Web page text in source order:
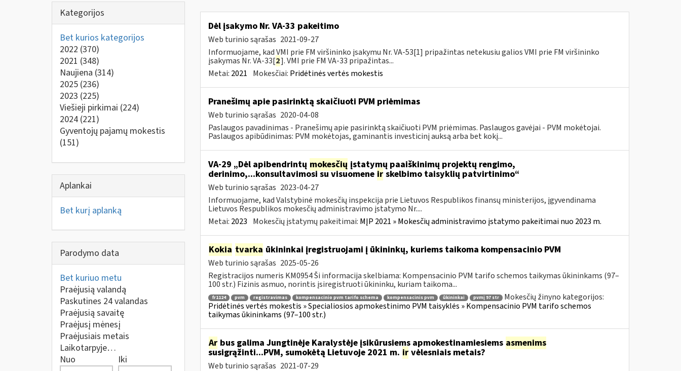
Kategorijos
Bet kurios kategorijos
2022 (370)
2021 (348)
Naujiena (314)
2025 (236)
2023 (225)
Viešieji pirkimai (224)
2024 (221)
Gyventojų pajamų mokestis
(151)
Aplankai
Bet kurį aplanką
Parodymo data
Bet kuriuo metu
Praėjusią valandą
Paskutines 24 valandas
Praėjusią savaitę
Praėjusį mėnesį
Praėjusiais metais
Laikotarpyje…
Nuo
Iki
Dėl įsakymo Nr. VA-33 pakeitimo
Web turinio sąrašas 2021-09-27
Informuojame, kad VMI prie FM viršininko įsakymu Nr. VA-53[1] pripažintas netekusiu galios VMI prie FM viršininko
įsakymas Nr. VA-33[2]. VMI prie FM VA-33 pripažintas...
Metai: 2021 Mokesčiai: Pridėtinės vertės mokestis
Pranešimų apie pasirinktą skaičiuoti PVM priėmimas
Web turinio sąrašas 2020-04-08
Paslaugos pavadinimas - Pranešimų apie pasirinktą skaičiuoti PVM priėmimas. Paslaugos gavėjai - PVM mokėtojai.
Paslaugos apibūdinimas: PVM mokėtojas, gaminantis investicinį auksą arba bet kokį...
VA-29 „Dėl apibendrintų mokesčių įstatymų paaiškinimų projektų rengimo,
derinimo,...konsultavimosi su visuomene irskelbimo taisyklių patvirtinimo“
Web turinio sąrašas 2023-04-27
Informuojame, kad Valstybinė mokesčių inspekcija prie Lietuvos Respublikos finansų ministerijos, įgyvendinama
Lietuvos Respublikos mokesčių administravimo įstatymo Nr....
Metai: 2023 Mokesčių įstatymų pakeitimai: MĮP 2021 » Mokesčių administravimo įstatymo pakeitimai nuo 2023 m.
Kokia tvarka ūkininkai įregistruojami į ūkininkų, kuriems taikoma kompensacinio PVM
Web turinio sąrašas 2025-05-26
Registracijos numeris KM0954 Ši informacija skelbiama: Kompensacinio PVM tarifo schemos taikymas ūkininkams (97–
100 str.) Fizinis asmuo, norintis įsiregistruoti ūkininku, kuriam taikoma...
fr1124 pvm registravimas kompensacinio pvm tarifo schema kompensacinis pvm ūkininkai pvmį 97 str
Mokesčių žinyno kategorijos:
Pridėtinės vertės mokestis » Specialiosios apmokestinimo PVM taisyklės » Kompensacinio PVM tarifo schemos
taikymas ūkininkams (97–100 str.)
Arbus galima Jungtinėje Karalystėje įsikūrusiems apmokestinamiesiems asmenims
susigrąžinti...PVM, sumokėtą Lietuvoje 2021 m. irvėlesniais metais?
Web turinio sąrašas 2021-07-29